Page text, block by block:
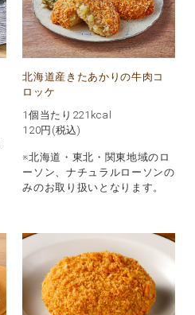
北海道産きたあかりの牛肉コ
ロッケ
1個当たり221kcal
120円(税込)
※北海道・東北・関東地域のロ
ーソン、ナチュラルローソンの
みのお取り扱いとなります。